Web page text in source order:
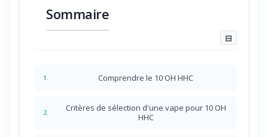
Sommaire
⊟
1. Comprendre le 10 OH HHC
2.
Critères de sélection d'une vape pour 10 OH
HHC